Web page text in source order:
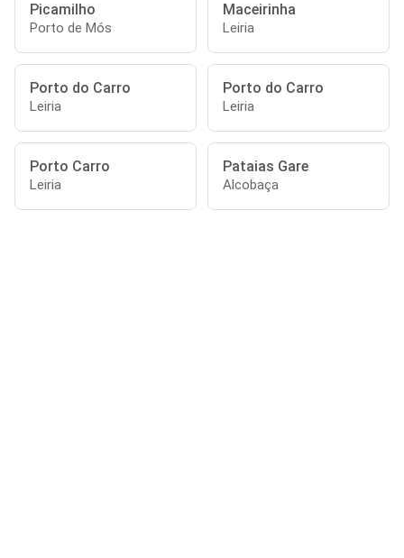
Picamilho
Porto de Mós
Maceirinha
Leiria
Porto do Carro
Leiria
Porto do Carro
Leiria
Porto Carro
Leiria
Pataias Gare
Alcobaça